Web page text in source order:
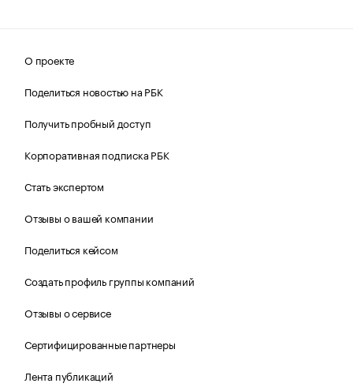
О проекте
Поделиться новостью на РБК
Получить пробный доступ
Корпоративная подписка РБК
Стать экспертом
Отзывы о вашей компании
Поделиться кейсом
Создать профиль группы компаний
Отзывы о сервисе
Сертифицированные партнеры
Лента публикаций